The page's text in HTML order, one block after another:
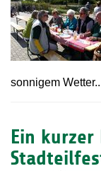
sonnigem
Ein